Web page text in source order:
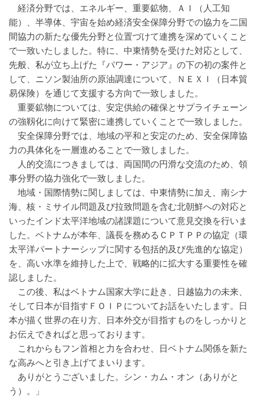
経済分野では、エネルギー、重要鉱物、ＡＩ（人工知
能）、半導体、宇宙を始め経済安全保障分野での協力を二国
間協力の新たな優先分野と位置づけて連携を深めていくこと
で一致いたしました。特に、中東情勢を受けた対応として、
先般、私が立ち上げた『パワー・アジア』の下の初の案件と
して、ニソン製油所の原油調達について、ＮＥＸＩ（日本貿
易保険）を通じて支援する方向で一致しました。
重要鉱物については、安定供給の確保とサプライチェーン
の強靱化に向けて緊密に連携していくことで一致しました。
安全保障分野では、地域の平和と安定のため、安全保障協
力の具体化を一層進めることで一致しました。
人的交流につきましては、両国間の円滑な交流のため、領
事分野の協力強化で一致しました。
地域・国際情勢に関しましては、中東情勢に加え、南シナ
海、核・ミサイル問題及び拉致問題を含む北朝鮮への対応と
いったインド太平洋地域の諸課題について意見交換を行いま
した。ベトナムが本年、議長を務めるＣＰＴＰＰの協定（環
太平洋パートナーシップに関する包括的及び先進的な協定）
を、高い水準を維持した上で、戦略的に拡大する重要性を確
認しました。
この後、私はベトナム国家大学に赴き、日越協力の未来、
そして日本が目指すＦＯＩＰについてお話をいたします。日
本が描く世界の在り方、日本外交が目指すものをしっかりと
お伝えできればと思っております。
これからもフン首相と力を合わせ、日ベトナム関係を新た
な高みへと引き上げてまいります。
ありがとうございました。シン・カム・オン（ありがと
う）。」